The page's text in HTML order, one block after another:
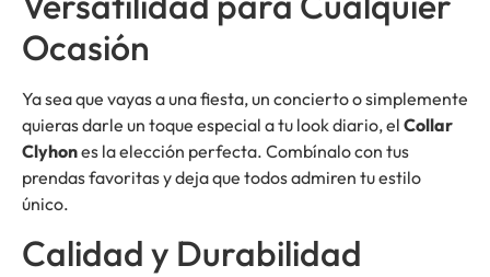
Ocasión
Ya sea que vayas a una fiesta, un concierto o simplemente
quieras darle un toque especial a tu look diario, el Collar
Clyhones la elección perfecta. Combínalo con tus
prendas favoritas y deja que todos admiren tu estilo
único.
Calidad y Durabilidad